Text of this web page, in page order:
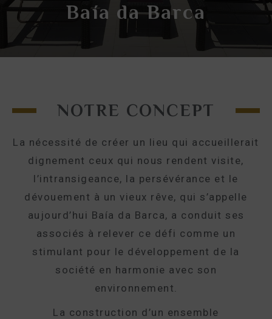
Baía da Barca
NOTRE CONCEPT
La nécessité de créer un lieu qui accueillerait
dignement ceux qui nous rendent visite,
l’intransigeance, la persévérance et le
dévouement à un vieux rêve, qui s’appelle
aujourd’hui Baía da Barca, a conduit ses
associés à relever ce défi comme un
stimulant pour le développement de la
société en harmonie avec son
environnement.
La construction d’un ensemble